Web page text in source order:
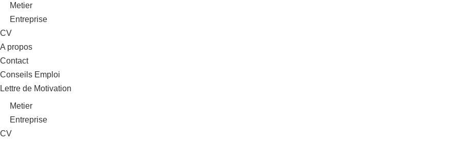
Metier
Entreprise
CV
A propos
Contact
Conseils Emploi
Lettre de Motivation
Metier
Entreprise
CV